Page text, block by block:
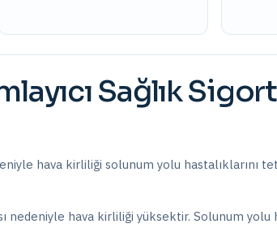
Sağlık
hava kirliliği solunum yolu hastalıklarını
nedeniyle hava kirliliği yüksektir. Solunum yolu